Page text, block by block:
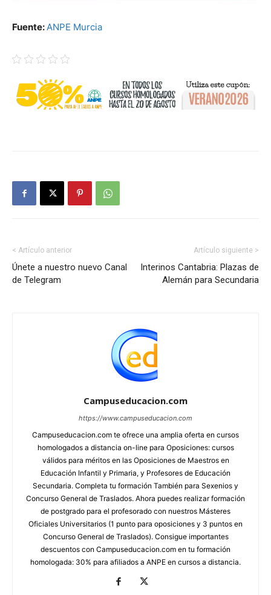
Fuente: ANPE Murcia
< Artículo anterior
Únete a nuestro nuevo Canal
de Telegram
Artículo siguiente >
Interinos Cantabria: Plazas de
Alemán para Secundaria
Campuseducacion.com
https://www.campuseducacion.com
Campuseducacion.com te ofrece una amplia oferta en cursos
homologados a distancia on-line para Oposiciones: cursos
válidos para méritos en las Oposiciones de Maestros en
Educación Infantil y Primaria, y Profesores de Educación
Secundaria. Completa tu formación También para Sexenios y
Concurso General de Traslados. Ahora puedes realizar formación
de postgrado para el profesorado con nuestros Másteres
Oficiales Universitarios (1 punto para oposiciones y 3 puntos en
Concurso General de Traslados). Consigue importantes
descuentos con Campuseducacion.com en tu formación
homologada: 30% para afiliados a ANPE en cursos a distancia.